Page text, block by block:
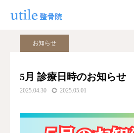
ブログ
お知らせ
5月 診療日時のお知らせ
2025.04.30 2025.05.01
公式LINE
ホーム